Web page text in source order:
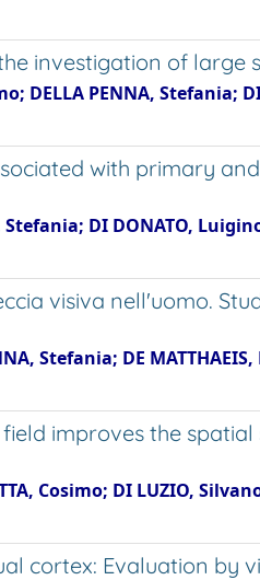
investigation of large
DELLA PENNA,
with primary
Stefania; DI DONATO,
visiva nell'uomo.
Stefania; DE
improves the
Cosimo; DI LUZIO,
cortex: Evaluation by